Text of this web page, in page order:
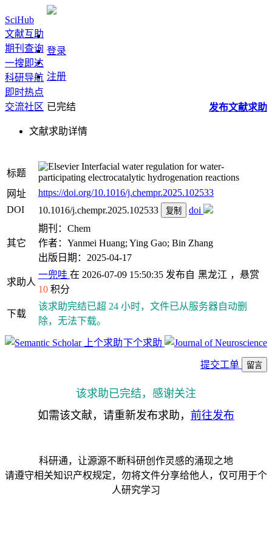
SciHub
文献互助
期刊查询
一搜即达
科研导航
即时热点
交流社区
登录
注册
发布文献求助
已完结
文献求助详情
标题
Interfacial water regulation for water-
participating electrocatalytic hydrogenation reactions
网址
https://doi.org/10.1016/j.chempr.2025.102533
DOI
10.1016/j.chempr.2025.102533 复制 doi
其它
期刊：Chem
作者：Yanmei Huang; Ying Gao; Bin Zhang
出版日期：2025-04-17
求助人
一兜哇 在 2026-07-09 15:50:35 发布自 黑龙江 ，悬赏
10 积分
下载
该求助完结已超 24 小时，文件已从服务器自动删
除，无法下载。
上个求助下个求助
提交工单 留言
该求助已完结，感谢关注
如需该文献，请重新发布求助， 前往发布
科研通，让源源不断科研创作灵感的涌现之地
请遵守相关知识产权规定，勿将文件分享给他人，仅可用于个
人研究学习